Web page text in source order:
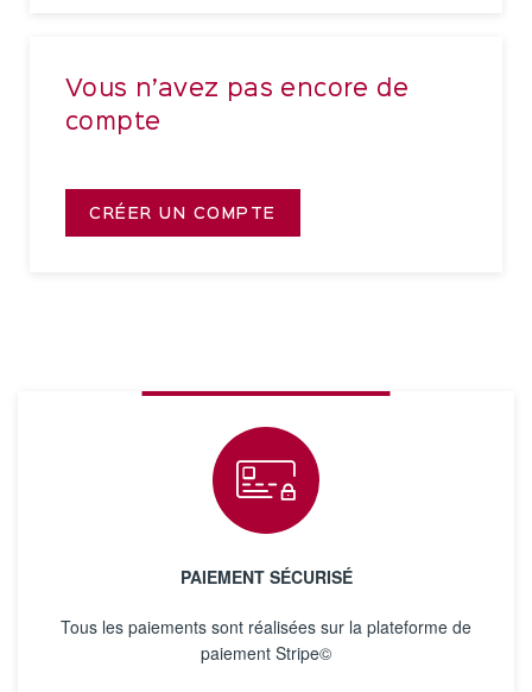
Vous n’avez pas encore de
compte
CRÉER UN COMPTE
PAIEMENT SÉCURISÉ
Tous les paiements sont réalisées sur la plateforme de
paiement Stripe©